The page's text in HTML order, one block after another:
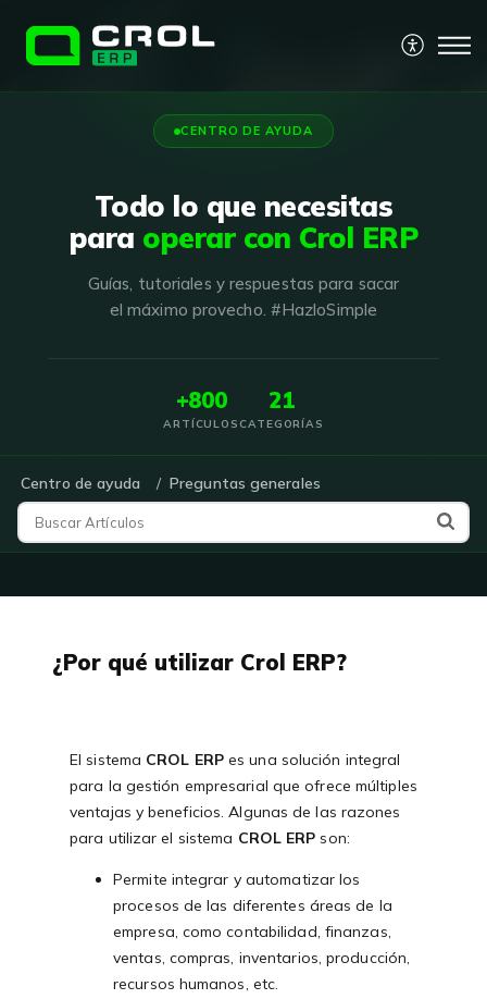
CENTRO DE AYUDA
Todo lo que necesitas
para operar con Crol ERP
Guías, tutoriales y respuestas para sacar
el máximo provecho. #HazloSimple
+800
ARTÍCULOS
21
CATEGORÍAS
Centro de ayuda Preguntas generales
¿Por qué utilizar Crol ERP?
El sistema CROL ERPes una solución integral
para la gestión empresarial que ofrece múltiples
ventajas y beneficios. Algunas de las razones
para utilizar el sistema CROL ERP son:
Permite integrar y automatizar los
procesos de las diferentes áreas de la
empresa, como contabilidad, finanzas,
ventas, compras, inventarios, producción,
recursos humanos, etc.